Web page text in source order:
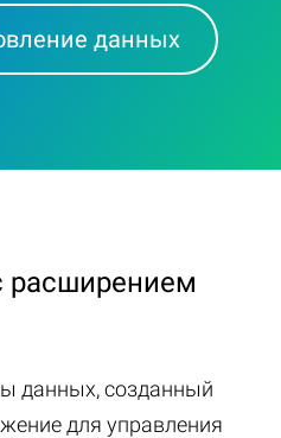
данных
расширением
данных, созданный
для управления